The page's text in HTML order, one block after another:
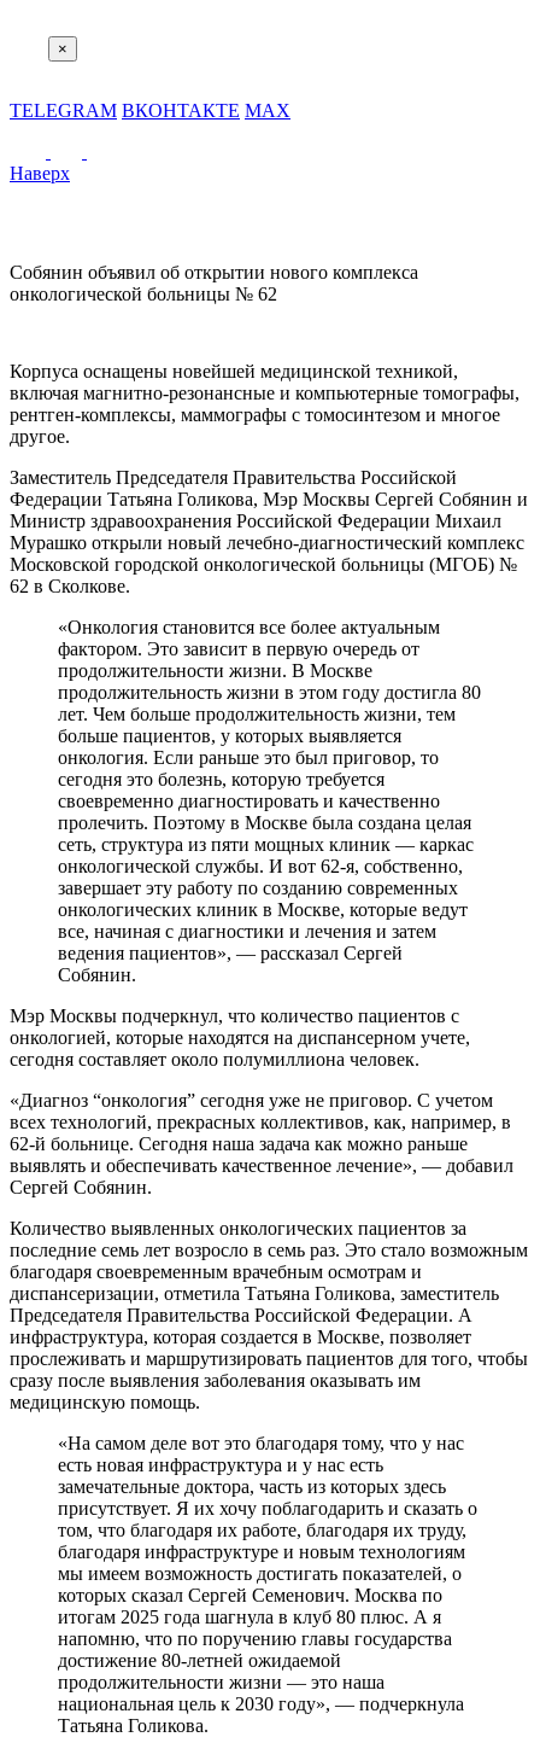
×
TELEGRAM ВКОНТАКТЕ MAX
Наверх
Собянин объявил об открытии нового комплекса
онкологической больницы № 62
Корпуса оснащены новейшей медицинской техникой,
включая магнитно-резонансные и компьютерные томографы,
рентген-комплексы, маммографы с томосинтезом и многое
другое.
Заместитель Председателя Правительства Российской
Федерации Татьяна Голикова, Мэр Москвы Сергей Собянин и
Министр здравоохранения Российской Федерации Михаил
Мурашко открыли новый лечебно-диагностический комплекс
Московской городской онкологической больницы (МГОБ) №
62 в Сколкове.
«Онкология становится все более актуальным
фактором. Это зависит в первую очередь от
продолжительности жизни. В Москве
продолжительность жизни в этом году достигла 80
лет. Чем больше продолжительность жизни, тем
больше пациентов, у которых выявляется
онкология. Если раньше это был приговор, то
сегодня это болезнь, которую требуется
своевременно диагностировать и качественно
пролечить. Поэтому в Москве была создана целая
сеть, структура из пяти мощных клиник — каркас
онкологической службы. И вот 62-я, собственно,
завершает эту работу по созданию современных
онкологических клиник в Москве, которые ведут
все, начиная с диагностики и лечения и затем
ведения пациентов», — рассказал Сергей
Собянин.
Мэр Москвы подчеркнул, что количество пациентов с
онкологией, которые находятся на диспансерном учете,
сегодня составляет около полумиллиона человек.
«Диагноз “онкология” сегодня уже не приговор. С учетом
всех технологий, прекрасных коллективов, как, например, в
62-й больнице. Сегодня наша задача как можно раньше
выявлять и обеспечивать качественное лечение», — добавил
Сергей Собянин.
Количество выявленных онкологических пациентов за
последние семь лет возросло в семь раз. Это стало возможным
благодаря своевременным врачебным осмотрам и
диспансеризации, отметила Татьяна Голикова, заместитель
Председателя Правительства Российской Федерации. А
инфраструктура, которая создается в Москве, позволяет
прослеживать и маршрутизировать пациентов для того, чтобы
сразу после выявления заболевания оказывать им
медицинскую помощь.
«На самом деле вот это благодаря тому, что у нас
есть новая инфраструктура и у нас есть
замечательные доктора, часть из которых здесь
присутствует. Я их хочу поблагодарить и сказать о
том, что благодаря их работе, благодаря их труду,
благодаря инфраструктуре и новым технологиям
мы имеем возможность достигать показателей, о
которых сказал Сергей Семенович. Москва по
итогам 2025 года шагнула в клуб 80 плюс. А я
напомню, что по поручению главы государства
достижение 80-летней ожидаемой
продолжительности жизни — это наша
национальная цель к 2030 году», — подчеркнула
Татьяна Голикова.